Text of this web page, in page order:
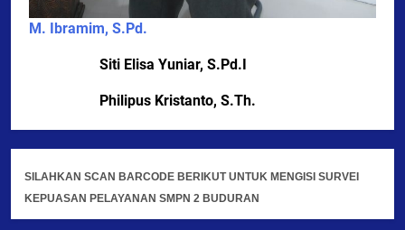
M. Ibramim, S.Pd.
Siti Elisa Yuniar, S.Pd.I
Philipus Kristanto, S.Th.
SILAHKAN SCAN BARCODE BERIKUT UNTUK MENGISI SURVEI
KEPUASAN PELAYANAN SMPN 2 BUDURAN